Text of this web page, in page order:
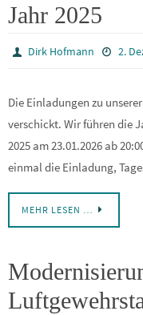
Jahr 2025
Dirk Hofmann 2.
Die Einladungen zu
verschickt. Wir führen die
2025 am 23.01.2026 ab
einmal die Einladung,
MEHR LESEN …